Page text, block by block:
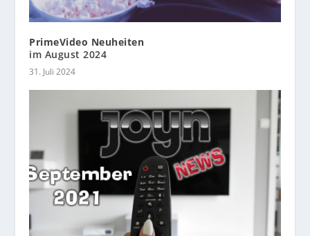
PrimeVideo Neuheiten
im August 2024
31. Juli 2024